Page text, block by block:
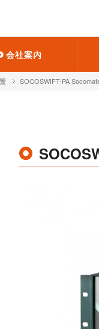
会社案内
SOCOSWIFT-PA